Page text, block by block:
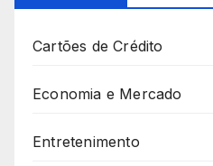
Cartões de Crédito
Economia e Mercado
Entretenimento